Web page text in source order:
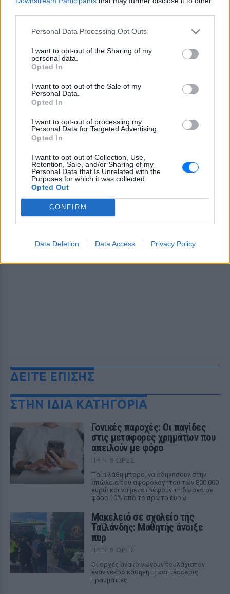
Personal Data Processing Opt Outs
I want to opt-out of the Sharing of my
personal data.
Opted In
I want to opt-out of the Sale of my
Personal Data.
Opted In
I want to opt-out of processing my
Personal Data for Targeted Advertising.
Opted In
I want to opt-out of Collection, Use,
Retention, Sale, and/or Sharing of my
Personal Data that Is Unrelated with the
Purposes for which it was collected.
Opted Out
CONFIRM
Data Deletion Data Access Privacy Policy
Ακολουθήστε το E-Radio.gr στο
Google News
και μάθετε πρώτοιτα πιο hot νέα.
Για ακόμη περισσότερα
ειδήσεων του E-Daily.gr
Ακολουθήστε το E-Radio.gr και στο Instagram
ΔΙΑΦΗΜΙΣΗ
ΔΕΙΤΕ ΕΠΙΣΗΣ
ΣΤΗΝ ΙΔΙΑ ΚΑΤΗΓΟΡΙΑ
Γονικές παροχές: Οι παγίδες
στις μεταφορές χρημάτων που
απειλούν με φόρο
ΠΡΙΝ 9 ΏΡΕΣ
Ποια λάθη μπορεί να οδηγήσουν στην
απώλεια του αφορολόγητου των 800.000
ευρώ και να μετατρέψουν τη δωρεά σε
φόρο 10% από το πρώτο ευρώ
Μακελειό σε σχολείο της
Ταϊλάνδης: Μαθητής άνοιξε
πυρ
ΠΡΙΝ 9 ΏΡΕΣ
Οι αρχές ανακοινώνουν τουλάχιστον
έναν νεκρό καθηγητή και τέσσερις
τραυματίες